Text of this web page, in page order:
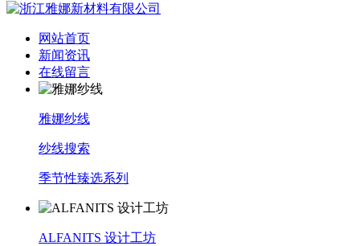
网站首页
新闻资讯
在线留言
雅娜纱线
纱线搜索
季节性臻选系列
ALFANITS 设计工坊